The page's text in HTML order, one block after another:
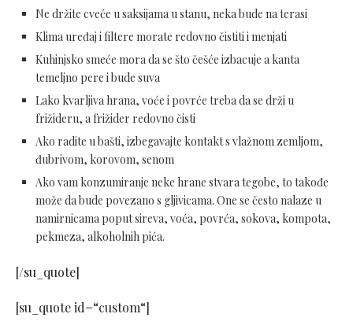
Ne držite cveće u saksijama u stanu, neka bude na terasi
Klima uređaj i filtere morate redovno čistiti i menjati
Kuhinjsko smeće mora da se što češće izbacuje a kanta
temeljno pere i bude suva
Lako kvarljiva hrana, voće i povrće treba da se drži u
frižideru, a frižider redovno čisti
Ako radite u bašti, izbegavajte kontakt s vlažnom zemljom,
đubrivom, korovom, senom
Ako vam konzumiranje neke hrane stvara tegobe, to takođe
može da bude povezano s gljivicama. One se često nalaze u
namirnicama poput sireva, voća, povrća, sokova, kompota,
pekmeza, alkoholnih pića.
[/su_quote]
[su_quote id=“custom“]